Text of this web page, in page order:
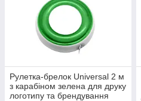
Рулетка-брелок Universal 2 м
з карабіном зелена для друку
логотипу та брендування